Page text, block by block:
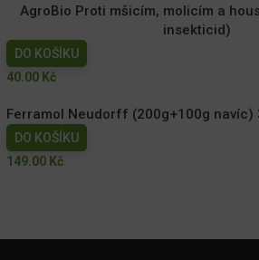
AgroBio Proti mšicím, molicím a
insekticid)
DO KOŠÍKU
40.00 Kč
Ferramol Neudorff (200g+100g navíc)
DO KOŠÍKU
149.00 Kč